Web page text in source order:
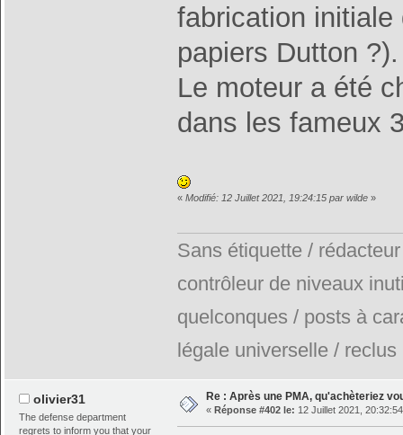
fabrication
papiers Dutton ?).
Le moteur a été
dans les fameux
« Modifié: 12 Juillet 2021, 19:24:15 par wilde»
Sans étiquette /
contrôleur de niveaux
quelconques / posts à
légale universelle / reclus
olivier31
The defense department
regrets to inform you that your
Re : Après une PMA, qu'achèteriez
« Réponse #402 le: 12 Juillet 2021,